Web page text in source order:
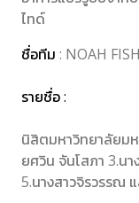
ไทด์
ชื่อทีม : NOAH FISH
รายชื่อ :
นิสิตมหาวิทยาลัยม
ยศวิน จันโสภา 3.น
5.นางสาวจิรวรรณ